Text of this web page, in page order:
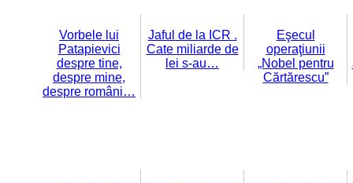
Vorbele lui
Patapievici
despre tine,
despre mine,
despre români…
Jaful de la ICR .
Cate miliarde de
lei s-au…
Eşecul
operaţiunii
„Nobel pentru
Cărtărescu”